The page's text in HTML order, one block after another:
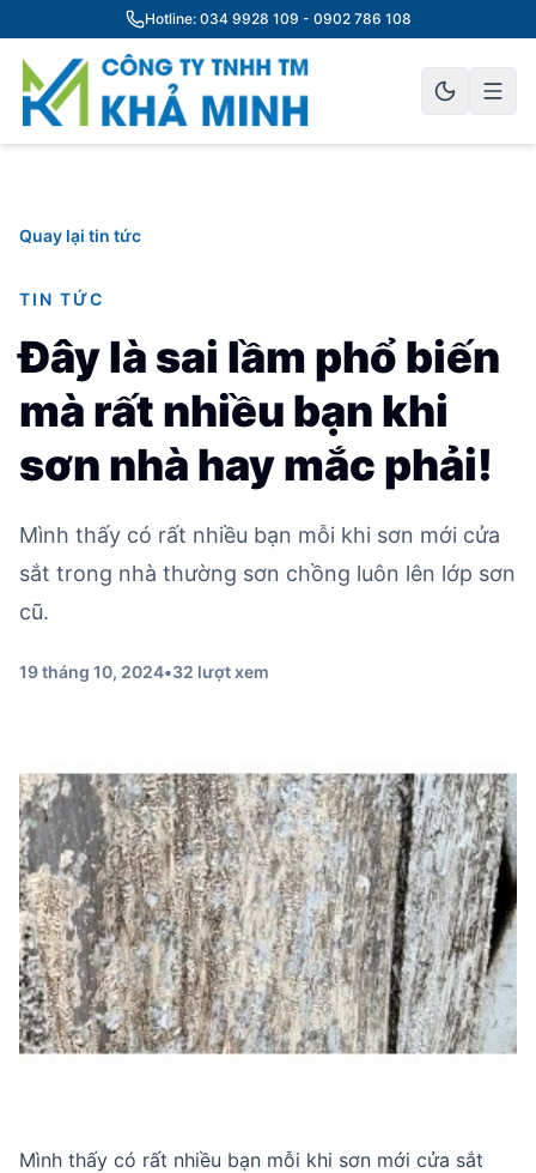
Hotline: 034 9928 109 - 0902 786 108
Quay lại tin tức
TIN TỨC
Đây là sai lầm phổ biến
mà rất nhiều bạn khi
sơn nhà hay mắc phải!
Mình thấy có rất nhiều bạn mỗi khi sơn mới cửa
sắt trong nhà thường sơn chồng luôn lên lớp sơn
cũ.
19 tháng 10, 2024•32 lượt xem
Mình thấy có rất nhiều bạn mỗi khi sơn mới cửa sắt